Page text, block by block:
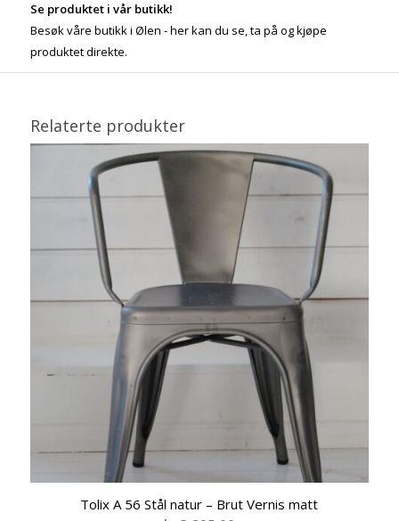
Se produktet i vår butikk!
Besøk våre butikk i Ølen - her kan du se, ta på og kjøpe
produktet direkte.
Relaterte produkter
Tolix A 56 Stål natur – Brut Vernis matt